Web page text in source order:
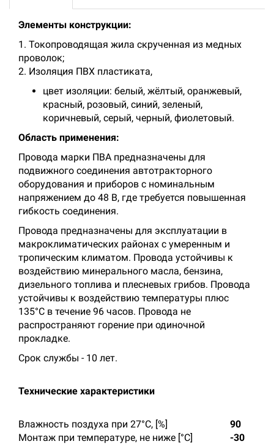
Элементы конструкции:
1. Токопроводящая жила скрученная из медных
проволок;
2. Изоляция ПВХ пластиката,
цвет изоляции: белый, жёлтый, оранжевый,
красный, розовый, синий, зеленый,
коричневый, серый, черный, фиолетовый.
Область применения:
Провода марки ПВА предназначены для
подвижного соединения автотракторного
оборудования и приборов с номинальным
напряжением до 48 В, где требуется повышенная
гибкость соединения.
Провода предназначены для эксплуатации в
макроклиматических районах с умеренным и
тропическим климатом. Провода устойчивы к
воздействию минерального масла, бензина,
дизельного топлива и плесневых грибов. Провода
устойчивы к воздействию температуры плюс
135°С в течение 96 часов. Провода не
распространяют горение при одиночной
прокладке.
Срок службы - 10 лет.
Технические характеристики
Влажность поздуха при 27°С, [%]
90
Монтаж при температуре, не ниже [°C]
-30